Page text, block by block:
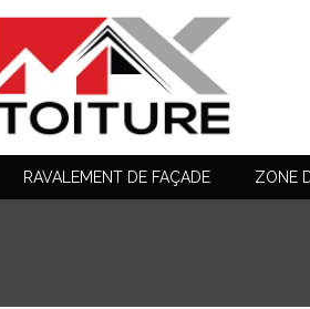
RAVALEMENT DE FAÇADE ZONE